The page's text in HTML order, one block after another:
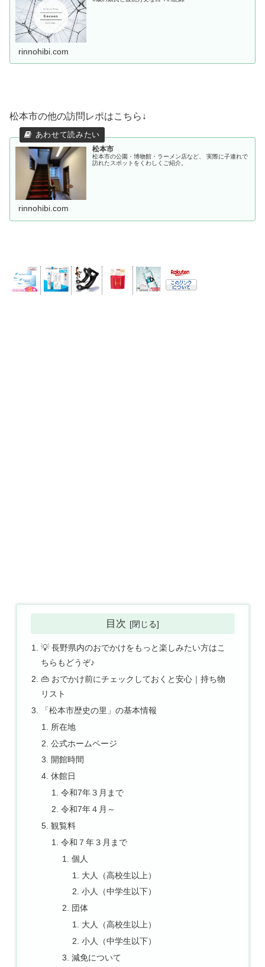
rinnohibi.com
松本市の他の訪問レポはこちら↓
松本市
松本市の公園・博物館・ラーメン店など、 実際に子連れで
訪れたスポットをくわしくご紹介。
rinnohibi.com
目次
💡 長野県内のおでかけをもっと楽しみたい方はこ
ちらもどうぞ♪
👜 おでかけ前にチェックしておくと安心｜持ち物
リスト
「松本市歴史の里」の基本情報
所在地
公式ホームページ
開館時間
休館日
令和7年３月まで
令和7年４月～
観覧料
令和７年３月まで
個人
大人（高校生以上）
小人（中学生以下）
団体
大人（高校生以上）
小人（中学生以下）
減免について